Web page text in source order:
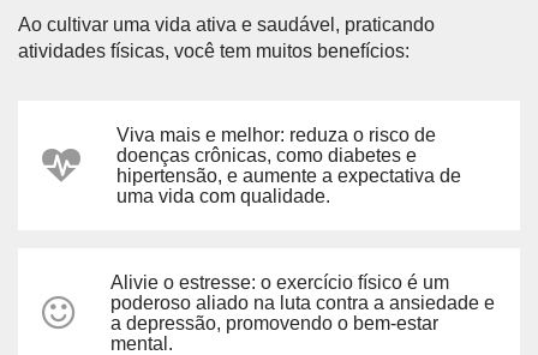
Ao cultivar uma vida ativa e saudável, praticando
atividades físicas, você tem muitos benefícios:
Viva mais e melhor: reduza o risco de
doenças crônicas, como diabetes e
hipertensão, e aumente a expectativa de
uma vida com qualidade.
Alivie o estresse: o exercício físico é um
poderoso aliado na luta contra a ansiedade e
a depressão, promovendo o bem-estar
mental.